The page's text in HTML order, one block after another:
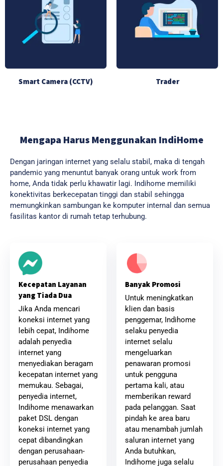
Smart Camera (CCTV) Trader
Mengapa Harus Menggunakan IndiHome
Dengan jaringan internet yang selalu stabil, maka di tengah
pandemic yang menuntut banyak orang untuk work from
home, Anda tidak perlu khawatir lagi. Indihome memiliki
konektivitas berkecepatan tinggi dan stabil sehingga
memungkinkan sambungan ke komputer internal dan semua
fasilitas kantor di rumah tetap terhubung.
Kecepatan Layanan
yang Tiada Dua
Jika Anda mencari
koneksi internet yang
lebih cepat, Indihome
adalah penyedia
internet yang
menyediakan beragam
kecepatan internet yang
memukau. Sebagai,
penyedia internet,
Indihome menawarkan
paket DSL dengan
koneksi internet yang
cepat dibandingkan
dengan perusahaan-
perusahaan penyedia
Banyak Promosi
Untuk meningkatkan
klien dan basis
penggemar, Indihome
selaku penyedia
internet selalu
mengeluarkan
penawaran promosi
untuk pengguna
pertama kali, atau
memberikan reward
pada pelanggan. Saat
pindah ke area baru
atau menambah jumlah
saluran internet yang
Anda butuhkan,
Indihome juga selalu